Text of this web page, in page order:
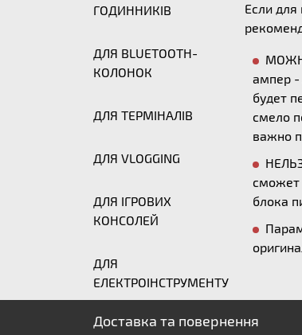
ГОДИННИКІВ
ДЛЯ BLUETOOTH-
КОЛОНОК
ДЛЯ ТЕРМІНАЛІВ
ДЛЯ VLOGGING
ДЛЯ ІГРОВИХ
КОНСОЛЕЙ
ДЛЯ
ЕЛЕКТРОІНСТРУМЕНТУ
Если
ампер -
будет
смело
важно
сможет
блока
Доставка та повернення